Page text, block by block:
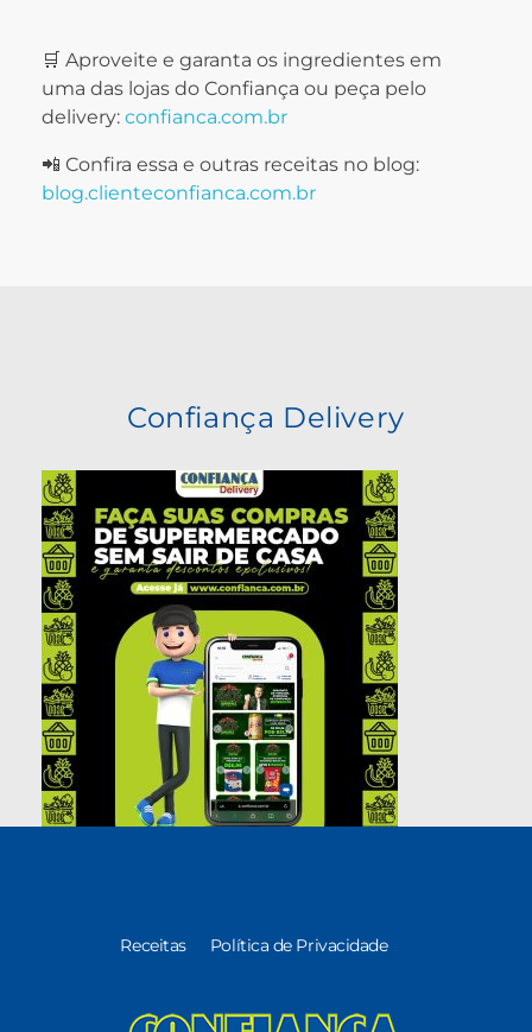
🛒 Aproveite e garanta os ingredientes em
uma das lojas do Confiança ou peça pelo
delivery: confianca.com.br
📲 Confira essa e outras receitas no blog:
blog.clienteconfianca.com.br
Confiança Delivery
Receitas Política de Privacidade